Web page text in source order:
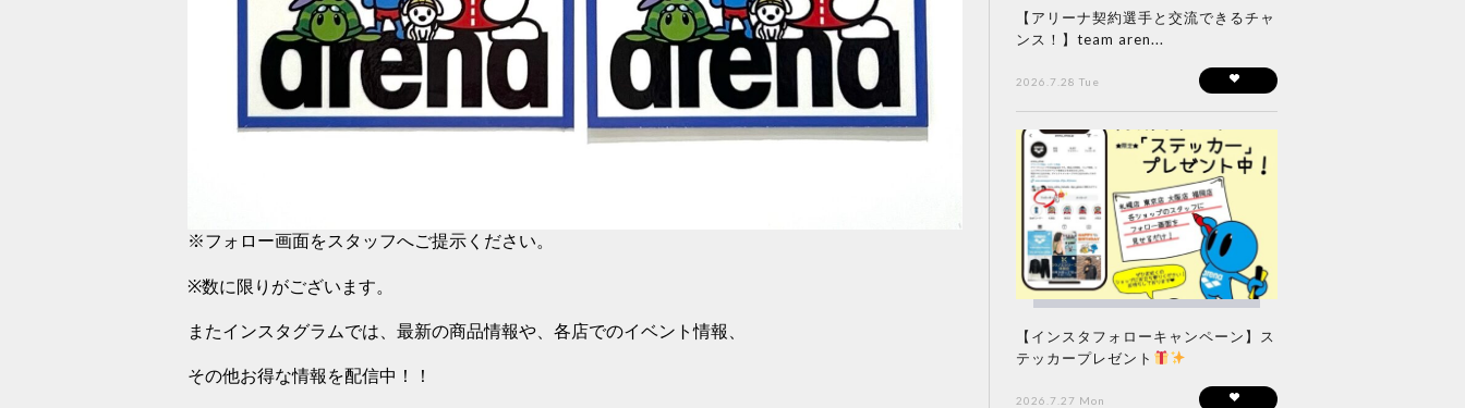
※フォロー画面をスタッフへご提示ください。
※数に限りがございます。
またインスタグラムでは、最新の商品情報や、各店でのイベント情報、
その他お得な情報を配信中！！
【アリーナ契約選手と交流できるチャ
ンス！】team aren...
2026.7.28 Tue
【インスタフォローキャンペーン】ス
テッカープレゼント
2026.7.27 Mon